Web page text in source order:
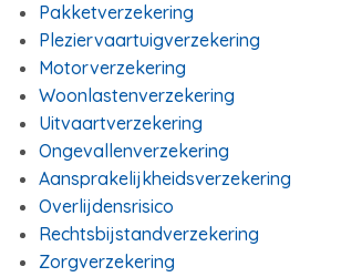
Pakketverzekering
Pleziervaartuigverzekering
Motorverzekering
Woonlastenverzekering
Uitvaartverzekering
Ongevallenverzekering
Aansprakelijkheidsverzekering
Overlijdensrisico
Rechtsbijstandverzekering
Zorgverzekering